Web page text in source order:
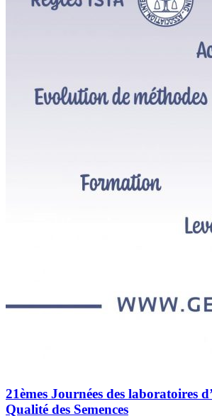
21èmes Journées des laboratoires
Qualité des Semences